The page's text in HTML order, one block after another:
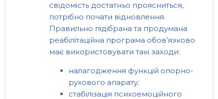
свідомість достатньо проясниться,
потрібно почати відновлення.
Правильно підібрана та продумана
реабілітаційна програма обов’язково
має використовувати такі заходи:
налагодження функцій опорно-
рухового апарату;
стабілізація психоемоційного